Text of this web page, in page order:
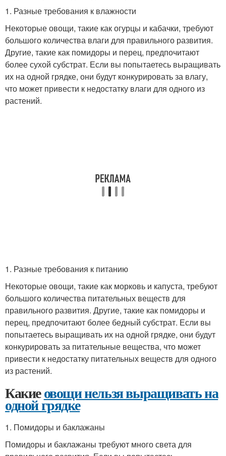
1. Разные требования к влажности
Некоторые овощи, такие как огурцы и кабачки, требуют
большого количества влаги для правильного развития.
Другие, такие как помидоры и перец, предпочитают
более сухой субстрат. Если вы попытаетесь выращивать
их на одной грядке, они будут конкурировать за влагу,
что может привести к недостатку влаги для одного из
растений.
1. Разные требования к питанию
Некоторые овощи, такие как морковь и капуста, требуют
большого количества питательных веществ для
правильного развития. Другие, такие как помидоры и
перец, предпочитают более бедный субстрат. Если вы
попытаетесь выращивать их на одной грядке, они будут
конкурировать за питательные вещества, что может
привести к недостатку питательных веществ для одного
из растений.
Какиеовощи нельзя выращивать на
одной грядке
1. Помидоры и баклажаны
Помидоры и баклажаны требуют много света для